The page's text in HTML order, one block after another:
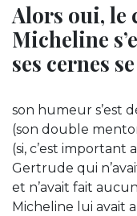
Alors oui, le
Micheline
ses cernes
son humeur s’est
(son double
(si, c’est important
Gertrude qui
et n’avait fait
Micheline lui avait